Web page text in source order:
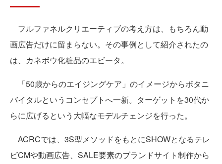
フルファネルクリエーティブの考え方は、もちろん動
画広告だけに留まらない。その事例として紹介されたの
は、カネボウ化粧品のエビータ。
「50歳からのエイジングケア」のイメージからボタニ
バイタルというコンセプトへ一新。ターゲットを30代か
らに広げるという大幅なモデルチェンジを行った。
ACRCでは、3S型メソッドをもとにSHOWとなるテレ
ビCMや動画広告、SALE要素のブランドサイト制作から